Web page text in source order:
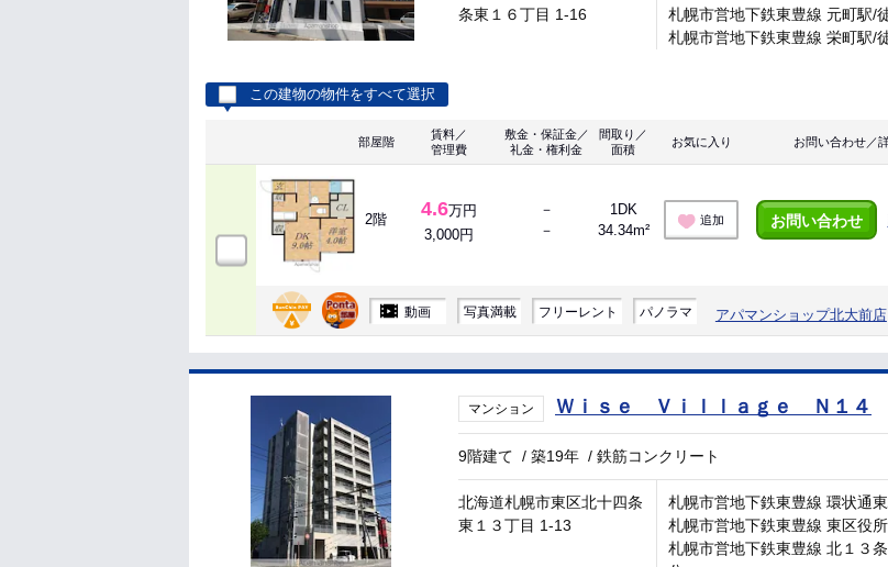
条東１６丁目 1-16
札幌市営地下鉄東豊線 元町駅/
札幌市営地下鉄東豊線 栄町駅/
この建物の物件をすべて選択
部屋階
賃料／
管理費
敷金・保証金／
礼金・権利金
間取り／
面積
お気に入り お問い合わせ／
2階 4.6万円
3,000円
－
－
1DK
34.34m²
追加 お問い合わせ
動画 写真満載 フリーレント パノラマ アパマンショップ北大前店
マンション Ｗｉｓｅ Ｖｉｌｌａｇｅ Ｎ１４
9階建て /築19年 /鉄筋コンクリート
北海道札幌市東区北十四条
東１３丁目 1-13
札幌市営地下鉄東豊線 環状通
札幌市営地下鉄東豊線 東区役
札幌市営地下鉄東豊線 北１３